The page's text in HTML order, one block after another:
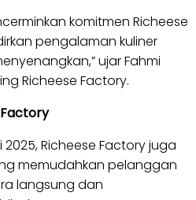
komitmen Richeese
pengalaman kuliner
ujar Fahmi
Richeese Factory.
Richeese Factory juga
memudahkan pelanggan
langsung dan